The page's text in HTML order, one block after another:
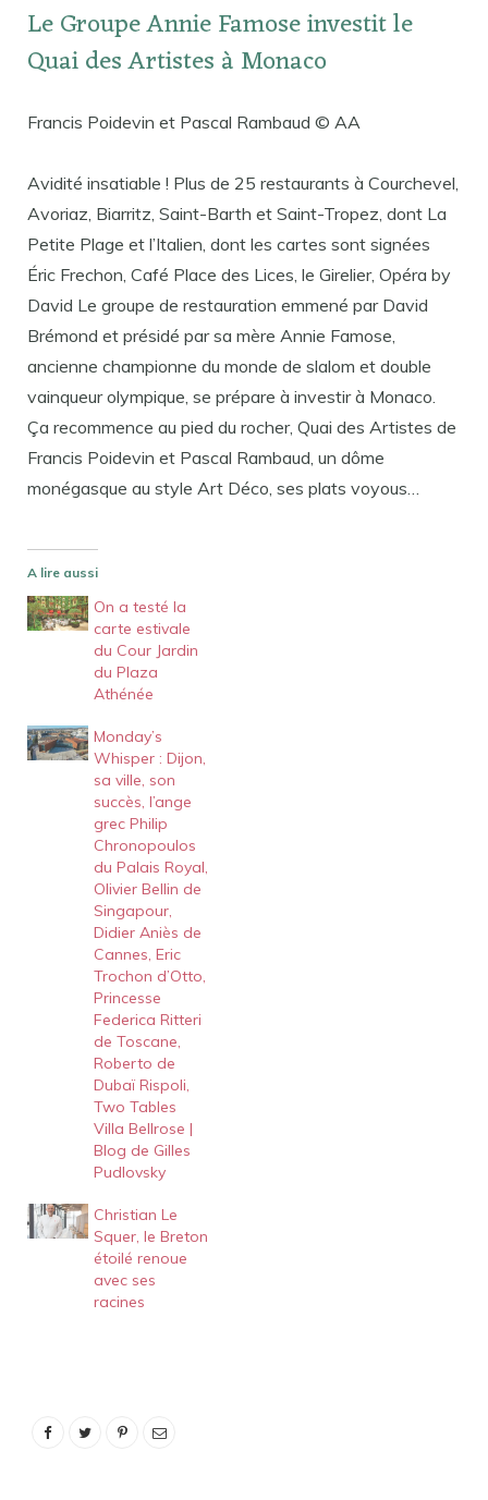
Le Groupe Annie Famose investit le
Quai des Artistes à Monaco
Francis Poidevin et Pascal Rambaud © AA
Avidité insatiable ! Plus de 25 restaurants à Courchevel,
Avoriaz, Biarritz, Saint-Barth et Saint-Tropez, dont La
Petite Plage et l’Italien, dont les cartes sont signées
Éric Frechon, Café Place des Lices, le Girelier, Opéra by
David Le groupe de restauration emmené par David
Brémond et présidé par sa mère Annie Famose,
ancienne championne du monde de slalom et double
vainqueur olympique, se prépare à investir à Monaco.
Ça recommence au pied du rocher, Quai des Artistes de
Francis Poidevin et Pascal Rambaud, un dôme
monégasque au style Art Déco, ses plats voyous…
A lire aussi
On a testé la
carte estivale
du Cour Jardin
du Plaza
Athénée
Monday’s
Whisper : Dijon,
sa ville, son
succès, l’ange
grec Philip
Chronopoulos
du Palais Royal,
Olivier Bellin de
Singapour,
Didier Aniès de
Cannes, Eric
Trochon d’Otto,
Princesse
Federica Ritteri
de Toscane,
Roberto de
Dubaï Rispoli,
Two Tables
Villa Bellrose |
Blog de Gilles
Pudlovsky
Christian Le
Squer, le Breton
étoilé renoue
avec ses
racines